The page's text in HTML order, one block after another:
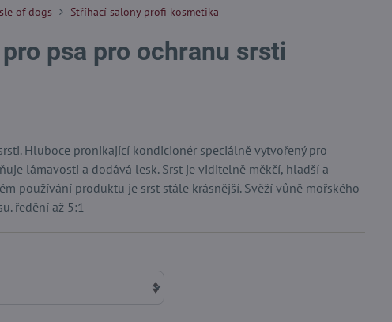
of dogs Stříhací salony profi kosmetika
psa pro ochranu srsti
Hluboce pronikající kondicionér speciálně vytvořený pro
lámavosti a dodává lesk. Srst je viditelně měkčí, hladší a
používání produktu je srst stále krásnější. Svěží vůně mořského
ředění až 5:1